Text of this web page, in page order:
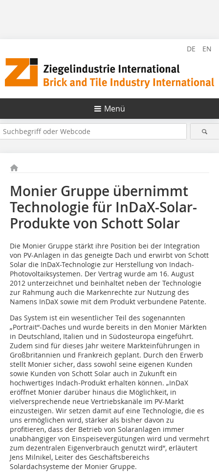
DE EN
Menü
Monier Gruppe übernimmt
Technologie für InDaX-Solar-
Produkte von Schott Solar
Die Monier Gruppe stärkt ihre Position bei der Integration
von PV-Anlagen in das geneigte Dach und erwirbt von Schott
Solar die InDaX-Technologie zur Herstellung von Indach-
Photovoltaiksystemen. Der Vertrag wurde am 16. August
2012 unterzeichnet und beinhaltet neben der Technologie
zur Rahmung auch die Markenrechte zur Nutzung des
Namens InDaX sowie mit dem Produkt verbundene Patente.
Das System ist ein wesentlicher Teil des sogenannten
„Portrait“-Daches und wurde bereits in den Monier Märkten
in Deutschland, Italien und in Südosteuropa eingeführt.
Zudem sind für dieses Jahr weitere Markteinführungen in
Großbritannien und Frankreich geplant. Durch den Erwerb
stellt Monier sicher, dass sowohl seine eigenen Kunden
sowie Kunden von Schott Solar auch in Zukunft ein
hochwertiges Indach-Produkt erhalten können. „InDaX
eröffnet Monier darüber hinaus die Möglichkeit, in
vielversprechende neue Vertriebskanäle im PV-Markt
einzusteigen. Wir setzen damit auf eine Technologie, die es
uns ermöglichen wird, stärker als bisher davon zu
profitieren, dass der Betrieb von Solaranlagen immer
unabhängiger von Einspeisevergütungen wird und vermehrt
zum dezentralen Eigenverbrauch genutzt wird“, erläutert
Jens Milnikel, Leiter des Geschäftsbereichs
Solardachsysteme der Monier Gruppe.